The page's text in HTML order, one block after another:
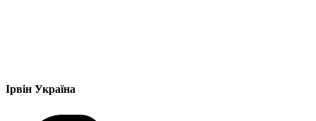
Ірвін Україна